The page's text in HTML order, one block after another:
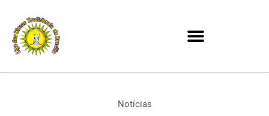
Notícias